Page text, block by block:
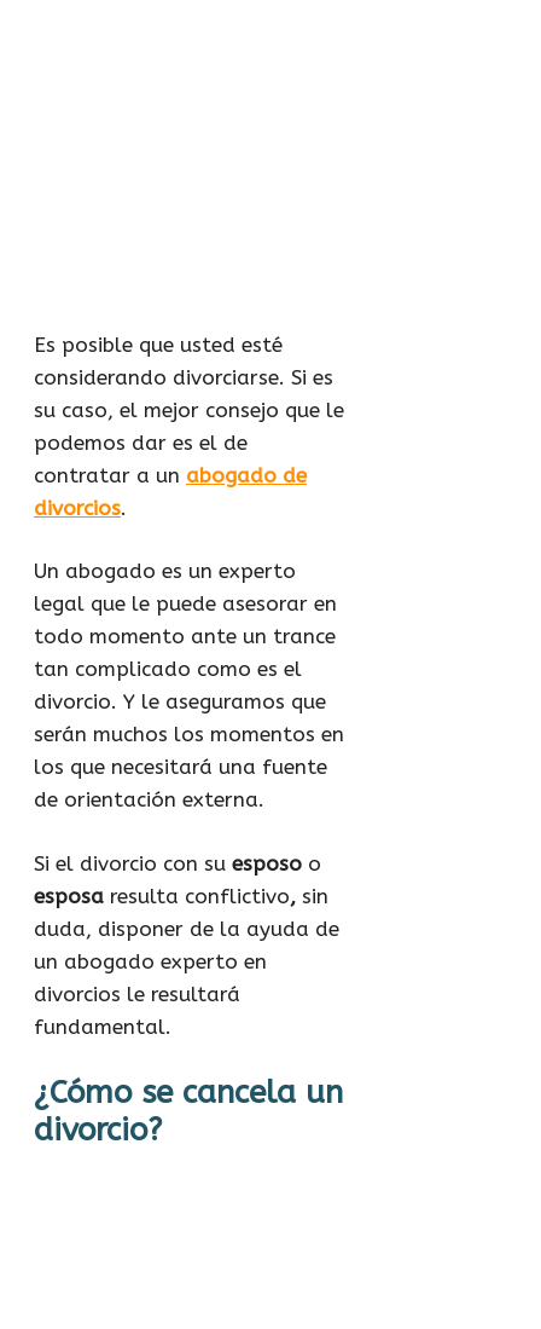
Es posible que usted esté
considerando divorciarse. Si es
su caso, el mejor consejo que le
podemos dar es el de
contratar a un abogado de
divorcios.
Un abogado es un experto
legal que le puede asesorar en
todo momento ante un trance
tan complicado como es el
divorcio. Y le aseguramos que
serán muchos los momentos en
los que necesitará una fuente
de orientación externa.
Si el divorcio con su esposo o
esposa resulta conflictivo, sin
duda, disponer de la ayuda de
un abogado experto en
divorcios le resultará
fundamental.
¿Cómo se cancela un
divorcio?